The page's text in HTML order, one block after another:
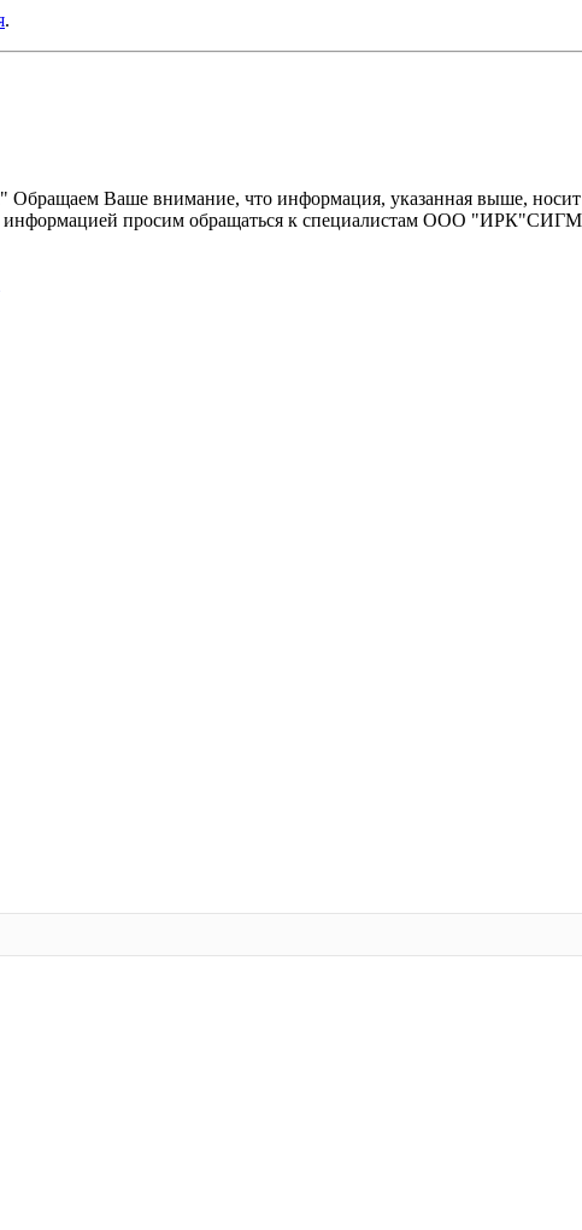
.
Ваше внимание, что информация, указанная выше, носит
информацией просим обращаться к специалистам ООО